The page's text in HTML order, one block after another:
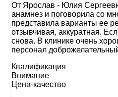
От Ярослав - Юлия
анамнез и поговорила со
представила варианты ее
отзывчивая, аккуратная.
снова. В клинике очень
персонал
Квалификация
Внимание
Цена-качество